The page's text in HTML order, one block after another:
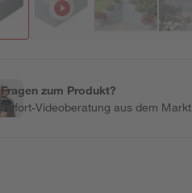
Fragen zum Produkt?
Sofort-Videoberatung aus dem Markt